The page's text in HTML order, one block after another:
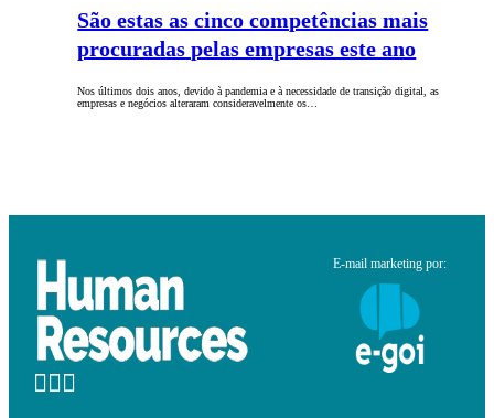
São estas as cinco competências mais
procuradas pelas empresas este ano
Nos últimos dois anos, devido à pandemia e à necessidade de transição digital, as
empresas e negócios alteraram consideravelmente os…
E-mail marketing por: